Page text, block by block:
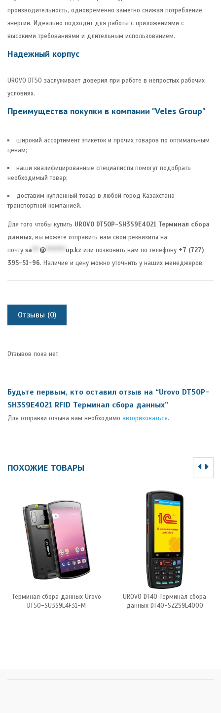
производительность, одновременно заметно снижая потребление
энергии. Идеально подходит для работы с приложениями с
высокими требованиями и длительным использованием.
Надежный корпус
UROVO DT50 заслуживает доверия при работе в непростых рабочих
условиях.
Преимущества покупки в компании "Veles Group"
широкий ассортимент этикеток и прочих товаров по оптимальным
ценам;
наши квалифицированные специалисты помогут подобрать
необходимый товар;
доставим купленный товар в любой город Казахстана
транспортной компанией.
Для того чтобы купить UROVO DT50P-SH3S9E4021 Терминал сбора
данных, вы можете отправить нам свои реквизиты на
почту sa *** @ ******** up.kz или позвонить нам по телефону +7 (727)
395-51-96. Наличие и цену можно уточнить у наших менеджеров.
Отзывы (0)
Отзывов пока нет.
Будьте первым, кто оставил отзыв на “Urovo DT50P-
SH3S9E4021 RFID Терминал сбора данных”
Для отправки отзыва вам необходимо авторизоваться.
ПОХОЖИЕ ТОВАРЫ
Терминал сбора данных Urovo
DT50-SU3S9E4F31-M
UROVO DT40 Терминал сбора
данных DT40-SZ2S9E4000